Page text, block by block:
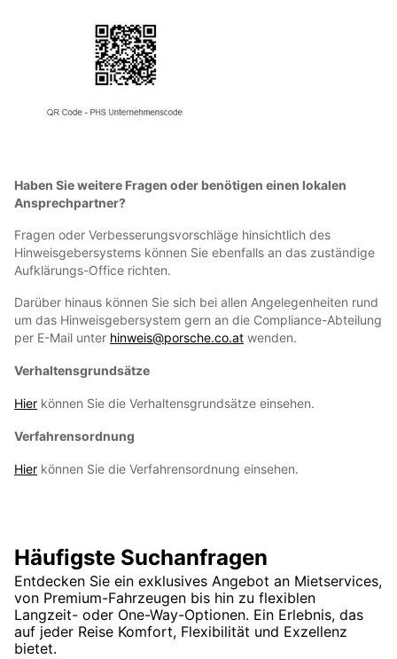
Haben Sie weitere Fragen oder benötigen einen lokalen
Ansprechpartner?
Fragen oder Verbesserungsvorschläge hinsichtlich des
Hinweisgebersystems können Sie ebenfalls an das zuständige
Aufklärungs-Office richten.
Darüber hinaus können Sie sich bei allen Angelegenheiten rund
um das Hinweisgebersystem gern an die Compliance-Abteilung
per E-Mail unter hinweis@porsche.co.at wenden.
Verhaltensgrundsätze
Hier können Sie die Verhaltensgrundsätze einsehen.
Verfahrensordnung
Hier können Sie die Verfahrensordnung einsehen.
Häufigste Suchanfragen
Entdecken Sie ein exklusives Angebot an Mietservices,
von Premium-Fahrzeugen bis hin zu flexiblen
Langzeit- oder One-Way-Optionen. Ein Erlebnis, das
auf jeder Reise Komfort, Flexibilität und Exzellenz
bietet.